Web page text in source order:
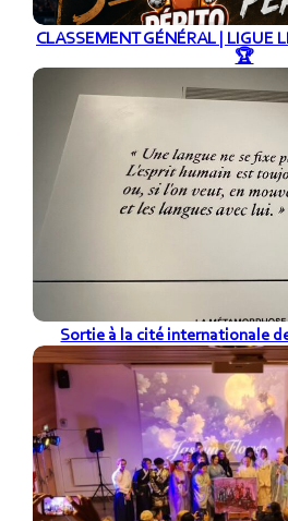
CLASSEMENT GÉNÉRAL | LIGUE
🏆
Sortie à la cité internationale